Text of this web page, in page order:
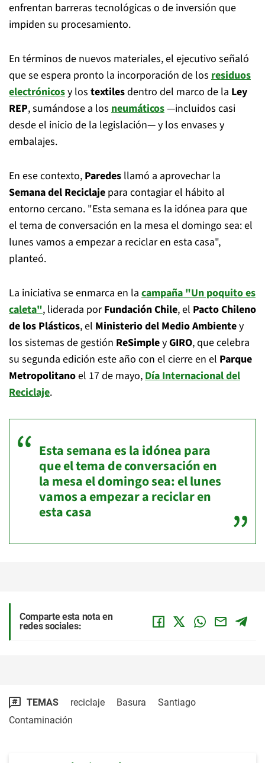
enfrentan barreras tecnológicas o de inversión que
impiden su procesamiento.
En términos de nuevos materiales, el ejecutivo señaló
que se espera pronto la incorporación de los residuos
electrónicosy los textilesdentro del marco de la Ley
REP, sumándose a los neumáticos—incluidos casi
desde el inicio de la legislación— y los envases y
embalajes.
En ese contexto, Paredes llamó a aprovechar la
Semana del Reciclaje para contagiar el hábito al
entorno cercano. "Esta semana es la idónea para que
el tema de conversación en la mesa el domingo sea: el
lunes vamos a empezar a reciclar en esta casa",
planteó.
La iniciativa se enmarca en la campaña "Un poquito es
caleta", liderada porFundación Chile, el Pacto Chileno
de los Plásticos, el Ministerio del Medio Ambientey
los sistemas de gestión ReSimpleyGIRO, que celebra
su segunda edición este año con el cierre en el Parque
Metropolitanoel 17 de mayo,Día Internacional del
Reciclaje.
Esta semana es la idónea para
que el tema de conversación en
la mesa el domingo sea: el lunes
vamos a empezar a reciclar en
esta casa
Comparte esta nota en
redes sociales:
TEMAS reciclaje Basura
Santiago
Contaminación